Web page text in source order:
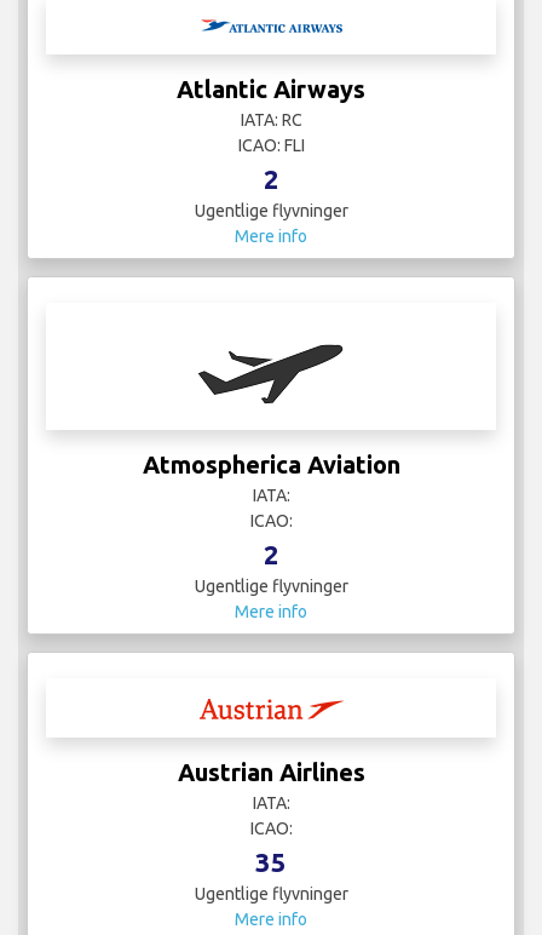
Atlantic Airways
IATA: RC
ICAO: FLI
2
Ugentlige flyvninger
Mere info
Atmospherica Aviation
IATA:
ICAO:
2
Ugentlige flyvninger
Mere info
Austrian Airlines
IATA:
ICAO:
35
Ugentlige flyvninger
Mere info